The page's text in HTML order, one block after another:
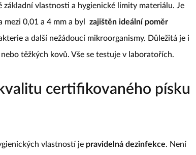
základní vlastnosti a hygienické limity materiálu. Je
0,01 a 4 mm a byl
zajištěn ideální poměr
a další nežádoucí mikroorganismy. Důležitá je i
těžkých kovů. Vše se testuje v laboratořích.
certifikovaného písku
vlastností je pravidelná dezinfekce. Není